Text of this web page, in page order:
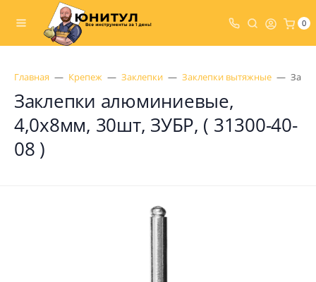
0
Главная Крепеж Заклепки Заклепки вытяжные
Заклепки алюминиевые,
4,0х8мм, 30шт, ЗУБР, ( 31300-40-
08 )